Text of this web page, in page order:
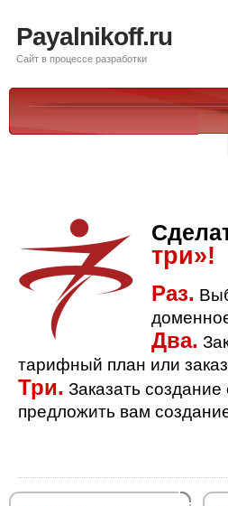
Payalnikoff.ru
Сайт в процессе разработки
три»!
Раз.
Два.
тарифный план или
Три. Заказать
предложить вам